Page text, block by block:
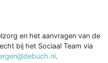
en het aanvragen van de
bij het Sociaal Team via
.